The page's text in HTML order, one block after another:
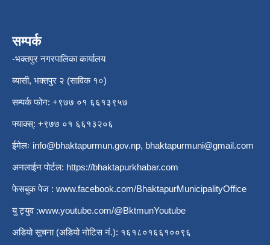
सम्पर्क
-भक्तपुर नगरपालिका कार्यालय
ब्यासी, भक्तपुर २ (साविक १०)
सम्पर्क फोन: +९७७ ०१ ६६१३९५७
फ्याक्स्: +९७७ ०१ ६६१३२०६
ईमेलः info@bhaktapurmun.gov.np, bhaktapurmuni@gmail.com
अनलाईन पोर्टल: https://bhaktapurkhabar.com
फेसबुक पेज : www.facebook.com/BhaktapurMunicipalityOffice
यु ट्युव :www.youtube.com/@BktmunYoutube
अडियो सूचना (अडियो नोटिस नं.): १६१८०१६६१००९६